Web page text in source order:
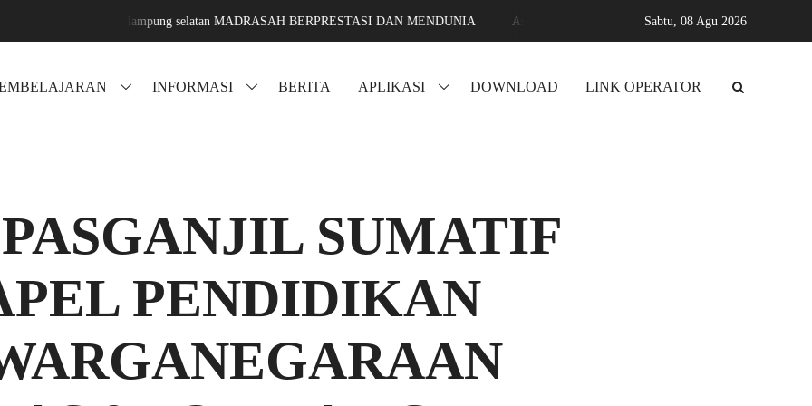
agung lampung selatan MADRASAH BERPRESTASI DAN MENDUNIA Assyifa karang sari jati agung lampung selatan MADRASAH
Sabtu, 08 Agu 2026
INFORMASI BERITA APLIKASI DOWNLOAD LINK OPERATOR
SUMATIF
PENDIDIKAN